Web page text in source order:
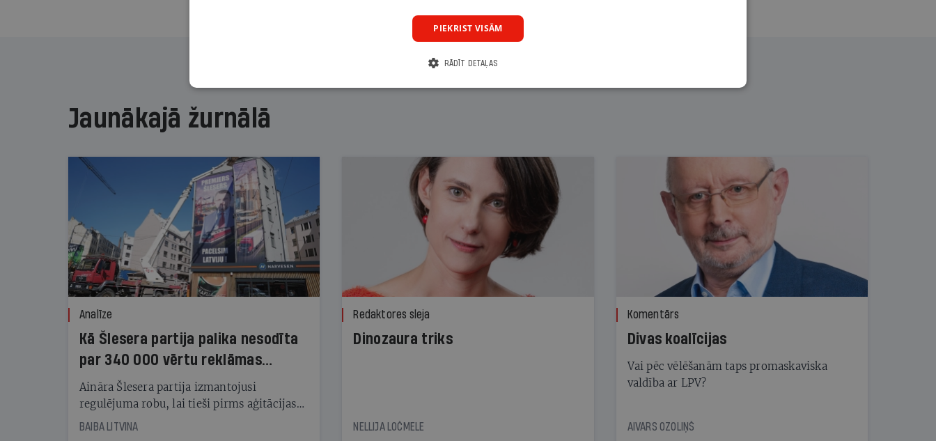
Jaunākajā žurnālā
Analīze
Kā Šlesera partija palika nesodīta
par 340 000 vērtu reklāmas
kampaņu
Aināra Šlesera partija izmantojusi
regulējuma robu, lai tieši pirms aģitācijas
starta izreklamētos par summu, kas
BAIBA LITVINA
Redaktores sleja
Dinozaura triks
NELLIJA LOČMELE
Komentārs
Divas koalīcijas
Vai pēc vēlēšanām taps promaskaviska
valdība ar LPV?
AIVARS OZOLIŅŠ
PIEKRIST VISĀM
RĀDĪT DETAĻAS